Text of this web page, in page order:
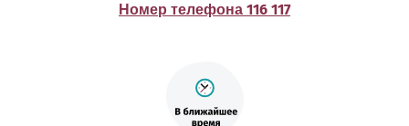
Номер телефона 116 117